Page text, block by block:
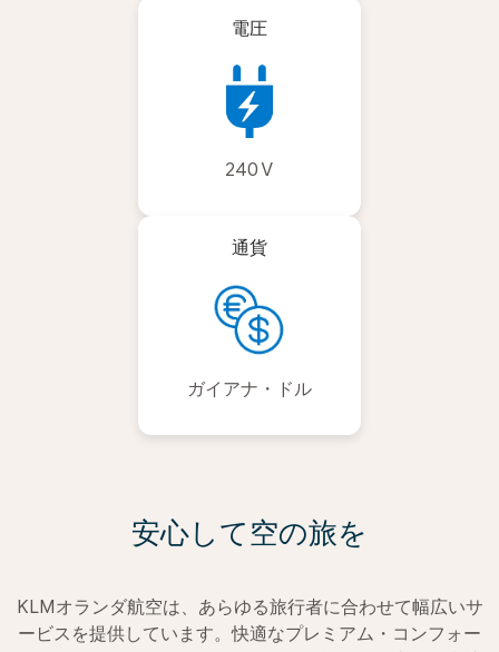
電圧
240 V
通貨
ガイアナ・ドル
安心して空の旅を
KLMオランダ航空は、あらゆる旅行者に合わせて幅広いサ
ービスを提供しています。快適なプレミアム・コンフォー